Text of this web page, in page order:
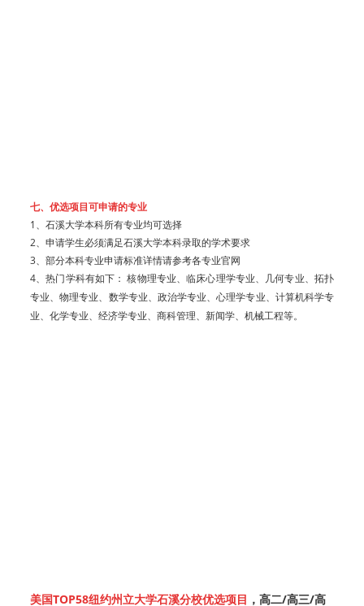
七、优选项目可申请的专业
1、石溪大学本科所有专业均可选择
2、申请学生必须满足石溪大学本科录取的学术要求
3、部分本科专业申请标准详情请参考各专业官网
4、热门学科有如下： 核物理专业、临床心理学专业、几何专业、拓扑
专业、物理专业、数学专业、政治学专业、心理学专业、计算机科学专
业、化学专业、经济学专业、商科管理、新闻学、机械工程等。
美国TOP58纽约州立大学石溪分校优选项目 ，高二/高三/高